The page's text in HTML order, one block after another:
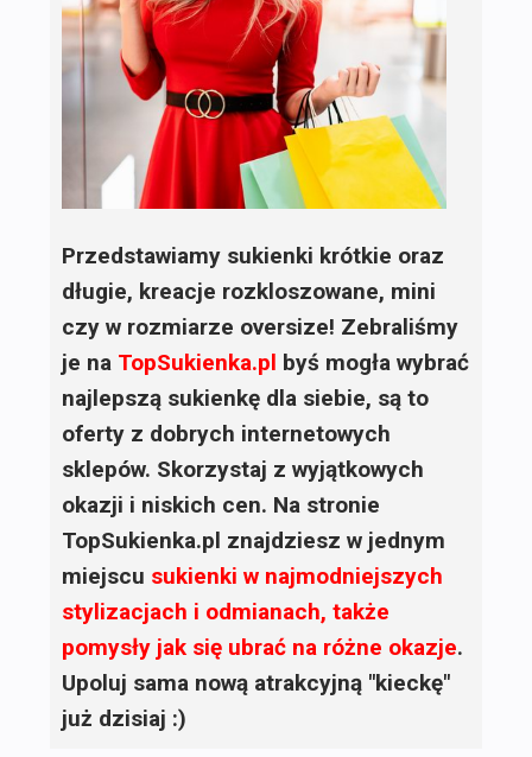
Przedstawiamy sukienki krótkie oraz
długie, kreacje rozkloszowane, mini
czy w rozmiarze oversize! Zebraliśmy
je na TopSukienka.pl byś mogła wybrać
najlepszą sukienkę dla siebie, są to
oferty z dobrych internetowych
sklepów. Skorzystaj z wyjątkowych
okazji i niskich cen. Na stronie
TopSukienka.pl znajdziesz w jednym
miejscu sukienki w najmodniejszych
stylizacjach i odmianach, także
pomysły jak się ubrać na różne okazje.
Upoluj sama nową atrakcyjną "kieckę"
już dzisiaj :)